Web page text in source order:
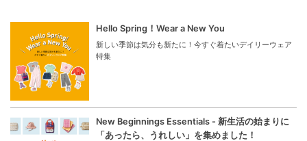
Hello Spring！Wear a New You
新しい季節は気分も新たに！今すぐ着たいデイリーウェア
特集
New Beginnings Essentials - 新生活の始まりに
「あったら、うれしい」を集めました！